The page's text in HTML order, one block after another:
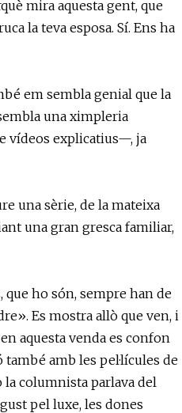
mira aquesta gent, que
la teva esposa. Sí. Ens ha
em sembla genial que la
una ximpleria
vídeos explicatius—, ja
una sèrie, de la mateixa
una gran gresca familiar,
ho són, sempre han de
Es mostra allò que ven, i
aquesta venda es confon
amb les pel·lícules de
la columnista parlava del
pel luxe, les dones